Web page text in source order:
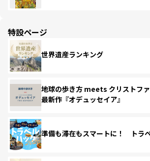
特設ページ
世界遺産ランキング
地球の歩き方 meets クリストフ
最新作『オデュッセイア』
準備も滞在もスマートに！ トラ